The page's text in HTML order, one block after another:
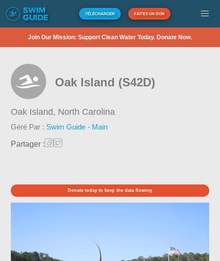
TÉLÉCHARGER FAITES UN DON
Join Our Mission: Support Clean Water Today. Donate Now.
Oak Island (S42D)
Oak Island, North Carolina
Géré Par : Swim Guide - Main
Partager :
Donate today to keep the data flowing